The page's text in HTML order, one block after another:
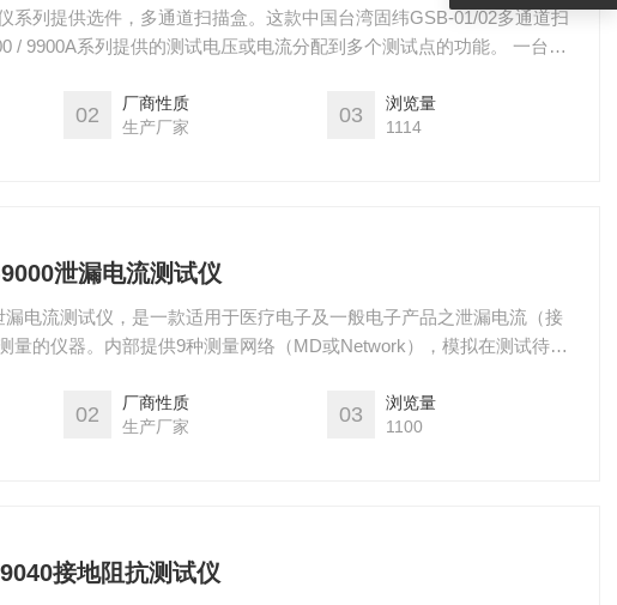
系列提供选件，多通道扫描盒。这款中国台湾固纬GSB-01/02多通道扫
/ 9900A系列提供的测试电压或电流分配到多个测试点的功能。 一台扫
试。
02
厂商性质
生产厂家
03
浏览量
1114
泄漏电流测试仪
电流测试仪，是一款适用于医疗电子及一般电子产品之泄漏电流（接
量的仪器。内部提供9种测量网络（MD或Network），模拟在测试待测
、JIS...等）之限定范围。
02
厂商性质
生产厂家
03
浏览量
1100
接地阻抗测试仪